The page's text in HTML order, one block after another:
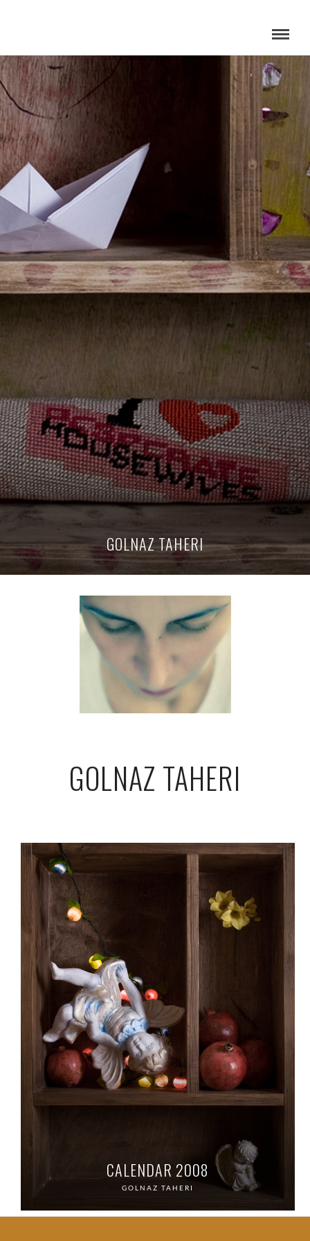
GOLNAZ TAHERI
GOLNAZ TAHERI
CALENDAR 2008
GOLNAZ TAHERI